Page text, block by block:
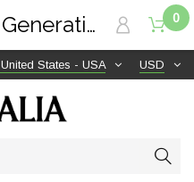
USD
United States - USA
0
Coccinelle Beat Generation Medium Cognac E1TFK230201W11 | TutITALIA